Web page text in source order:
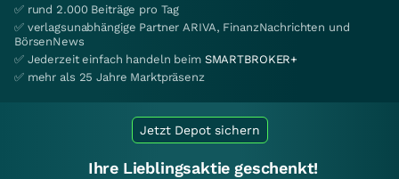
✅ rund 2.000 Beiträge pro Tag
✅ verlagsunabhängige Partner ARIVA, FinanzNachrichten und
BörsenNews
✅ Jederzeit einfach handeln beim SMARTBROKER+
✅ mehr als 25 Jahre Marktpräsenz
Jetzt Depot sichern
Ihre Lieblingsaktie geschenkt!